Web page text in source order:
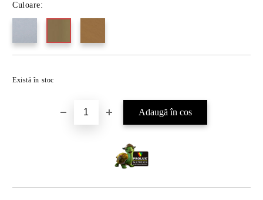
Culoare:
Există în stoc